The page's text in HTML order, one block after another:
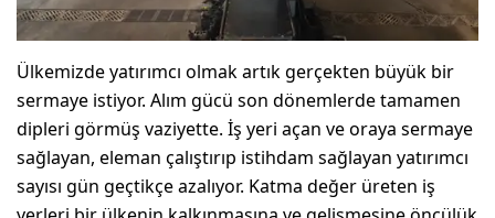
Ülkemizde yatırımcı olmak artık gerçekten büyük bir
sermaye istiyor. Alım gücü son dönemlerde tamamen
dipleri görmüş vaziyette. İş yeri açan ve oraya sermaye
sağlayan, eleman çalıştırıp istihdam sağlayan yatırımcı
sayısı gün geçtikçe azalıyor. Katma değer üreten iş